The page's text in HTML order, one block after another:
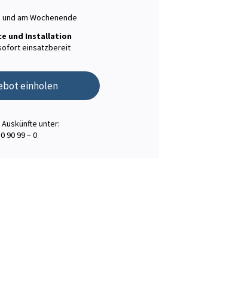
am Wochenende
und Installation
einsatzbereit
einholen
unter:
90 99 – 0